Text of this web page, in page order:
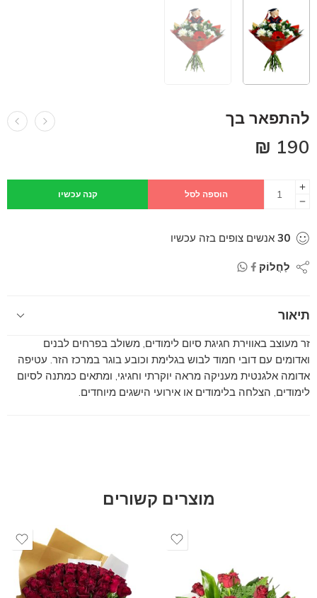
להתפאר בך
190
₪
הוספה לסל קנה עכשיו
30 אנשים צופים בזה עכשיו
לַחֲלוֹק
תיאור
זר מעוצב באווירת חגיגת סיום לימודים, משולב בפרחים לבנים
ואדומים עם דובי חמוד לבוש בגלימת וכובע בוגר במרכז הזר. עטיפה
אדומה אלגנטית מעניקה מראה יוקרתי וחגיגי, ומתאים כמתנה לסיום
לימודים, הצלחה בלימודים או אירועי הישגים מיוחדים.
מוצרים קשורים